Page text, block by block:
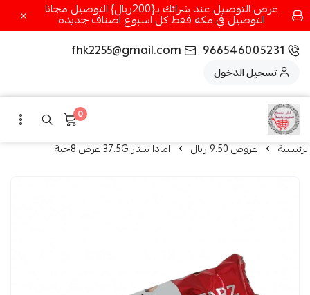
عرض التوصيل عند شرائك بـ{200ريال} التوصيل مجانا
التوصيل في مكه فقط كل اسبوع اصناف جديدة
966546005231
fhk2255@gmail.com
تسجيل الدخول
0
الرئيسية عروض 9.50 ريال امادا ستار 37.5G عرض 8حبة